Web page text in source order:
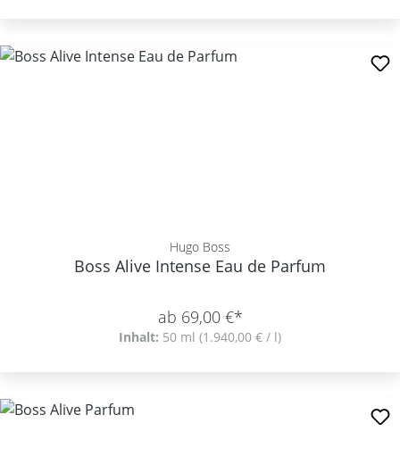
Hugo Boss
Boss Alive Intense Eau de Parfum
ab 69,00 €*
Inhalt: 50 ml (1.940,00 € / l)